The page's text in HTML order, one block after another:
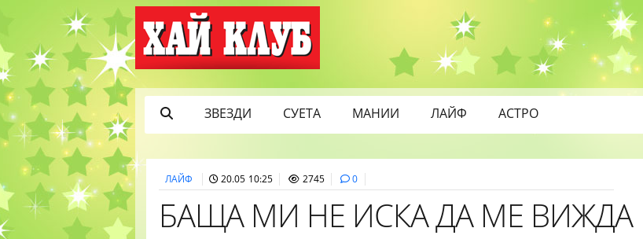
ЗВЕЗДИ СУЕТА МАНИИ ЛАЙФ АСТРО
ЛАЙФ 20.05 10:25 2745 0
БАЩА МИ НЕ ИСКА ДА МЕ ВИЖДА